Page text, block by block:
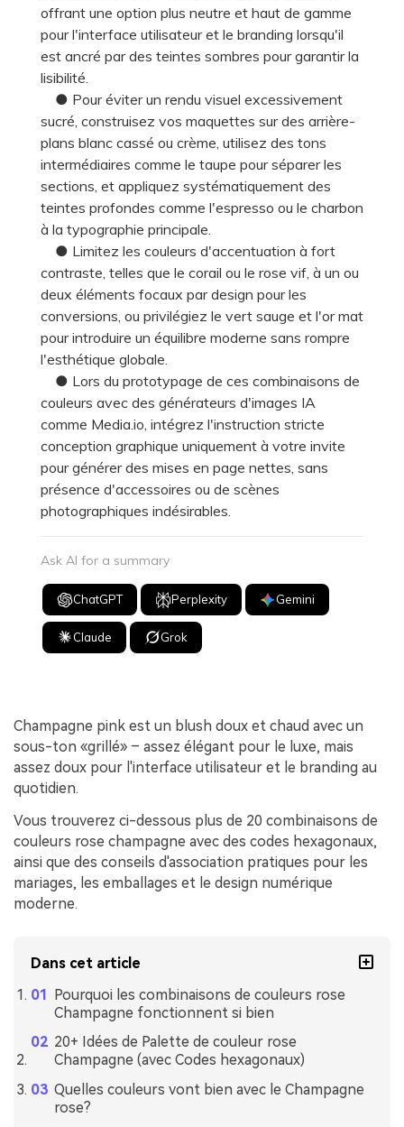
offrant une option plus neutre et haut de gamme
pour l'interface utilisateur et le branding lorsqu'il
est ancré par des teintes sombres pour garantir la
lisibilité.
● Pour éviter un rendu visuel excessivement
sucré, construisez vos maquettes sur des arrière-
plans blanc cassé ou crème, utilisez des tons
intermédiaires comme le taupe pour séparer les
sections, et appliquez systématiquement des
teintes profondes comme l'espresso ou le charbon
à la typographie principale.
● Limitez les couleurs d'accentuation à fort
contraste, telles que le corail ou le rose vif, à un ou
deux éléments focaux par design pour les
conversions, ou privilégiez le vert sauge et l'or mat
pour introduire un équilibre moderne sans rompre
l'esthétique globale.
● Lors du prototypage de ces combinaisons de
couleurs avec des générateurs d'images IA
comme Media.io, intégrez l'instruction stricte
conception graphique uniquement à votre invite
pour générer des mises en page nettes, sans
présence d'accessoires ou de scènes
photographiques indésirables.
Ask AI for a summary
ChatGPT Perplexity Gemini
Claude Grok
Champagne pink est un blush doux et chaud avec un
sous-ton «grillé» – assez élégant pour le luxe, mais
assez doux pour l'interface utilisateur et le branding au
quotidien.
Vous trouverez ci-dessous plus de 20 combinaisons de
couleurs rose champagne avec des codes hexagonaux,
ainsi que des conseils d'association pratiques pour les
mariages, les emballages et le design numérique
moderne.
Dans cet article
Pourquoi les combinaisons de couleurs rose
Champagne fonctionnent si bien
20+ Idées de Palette de couleur rose
Champagne (avec Codes hexagonaux)
Quelles couleurs vont bien avec le Champagne
rose?